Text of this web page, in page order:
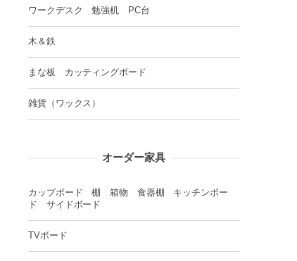
ワークデスク 勉強机 PC台
木＆鉄
まな板 カッティングボード
雑貨（ワックス）
オーダー家具
カップボード 棚 箱物 食器棚 キッチンボー
ド サイドボード
TVボード